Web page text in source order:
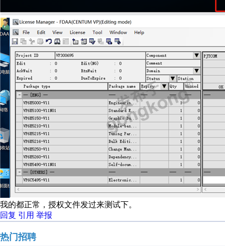
我的都正常，授权文件发过来测试下。
回复 引用 举报
热门招聘